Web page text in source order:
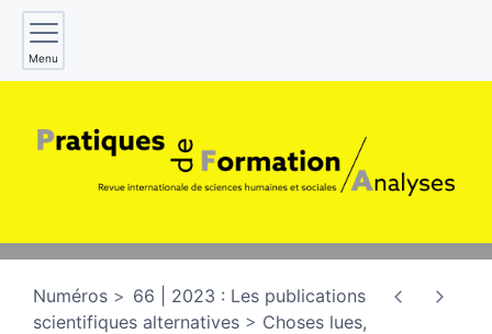
Menu
Numéros
66 | 2023 : Les publications
scientifiques alternatives
Choses lues,